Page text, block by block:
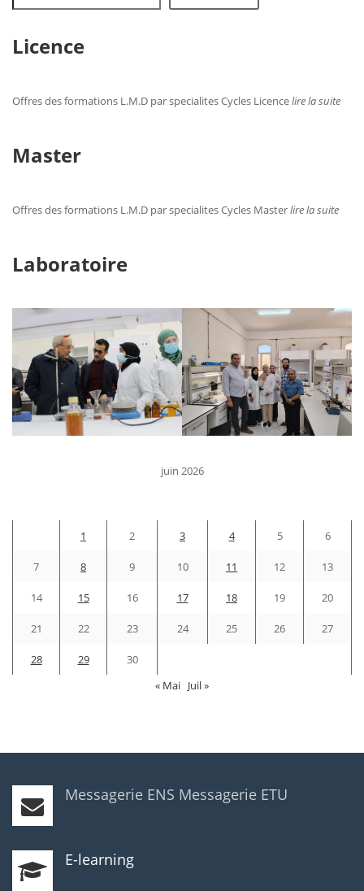
Licence
Offres des formations L.M.D par specialites Cycles Licencelire la suite
Master
Offres des formations L.M.D par specialites Cycles Masterlire la suite
Laboratoire
juin 2026
1 2 3 4 5 6
7 8 9 10 11 12 13
14 15 16 17 18 19 20
21 22 23 24 25 26 27
28 29
30
« Mai Juil »
Messagerie ENS Messagerie ETU
E-learning